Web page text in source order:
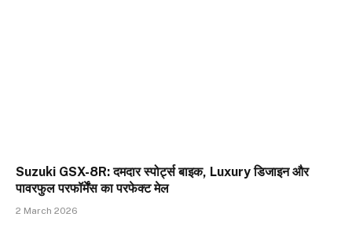
Suzuki GSX-8R: दमदार स्पोर्ट्स बाइक, Luxury डिजाइन और
पावरफुल परफॉर्मेंस का परफेक्ट मेल
2 March 2026